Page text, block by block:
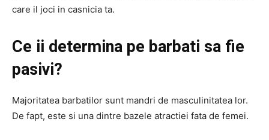
care il joci in casnicia ta.
Ce ii determina pe barbati sa fie
pasivi?
Majoritatea barbatilor sunt mandri de masculinitatea lor.
De fapt, este si una dintre bazele atractiei fata de femei.